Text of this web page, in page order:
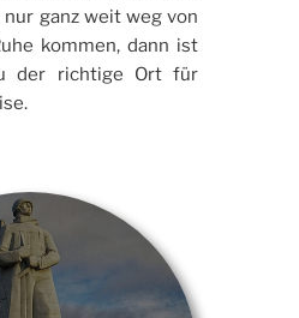
ganz weit weg von
kommen, dann ist
der richtige Ort für